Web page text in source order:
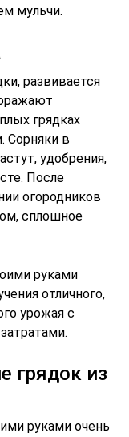
мульчи.
развивается
грядках
Сорняки в
удобрения,
После
огородников
сплошное
руками
отличного,
урожая с
грядок из
руками очень